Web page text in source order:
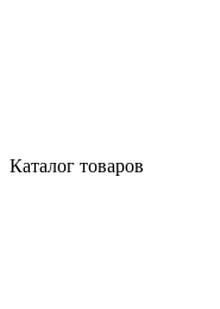
Каталог товаров